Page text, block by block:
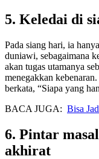
5. Keledai di
Pada siang hari, ia
duniawi, sebagaimana
akan tugas utamanya
menegakkan
berkata, “Siapa yang
BACA JUGA: Bisa
6. Pintar
akhirat